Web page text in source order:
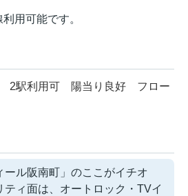
用可能です。
2駅利用可 陽当り良好
フロー
ール阪南町」のここがイチオ
ティ面は、オートロック・TVイ